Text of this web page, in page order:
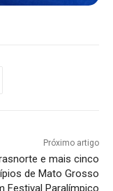
Próximo artigo
e mais cinco
de Mato Grosso
Festival Paralímpico